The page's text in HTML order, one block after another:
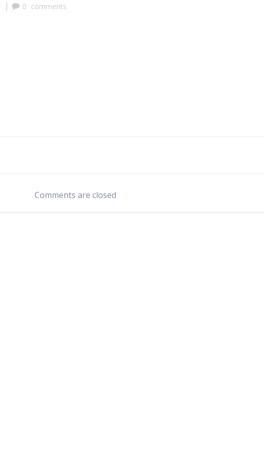
| 0 comments
navigatie
Comments are closed